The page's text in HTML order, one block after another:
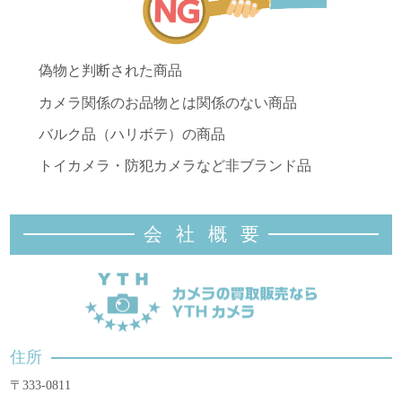
偽物と判断された商品
カメラ関係のお品物とは関係のない商品
バルク品（ハリボテ）の商品
トイカメラ・防犯カメラなど非ブランド品
会社概 要
住所
〒333-0811